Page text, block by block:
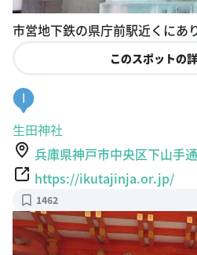
市営地下鉄の県庁前駅近くにあ
このスポットの
I
生田神社
兵庫県神戸市中央区下山手
https://ikutajinja.or.jp/
1462